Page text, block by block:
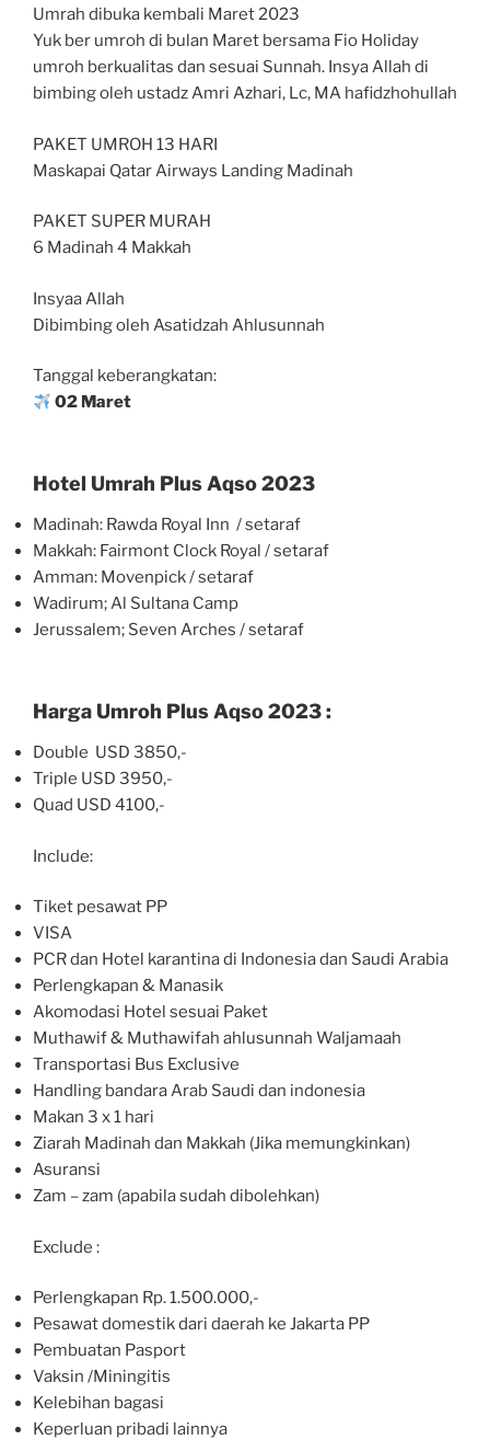
Umrah dibuka kembali Maret 2023
Yuk ber umroh di bulan Maret bersama Fio Holiday
umroh berkualitas dan sesuai Sunnah. Insya Allah di
bimbing oleh ustadz Amri Azhari, Lc, MA hafidzhohullah
PAKET UMROH 13 HARI
Maskapai Qatar Airways Landing Madinah
PAKET SUPER MURAH
6 Madinah 4 Makkah
Insyaa Allah
Dibimbing oleh Asatidzah Ahlusunnah
Tanggal keberangkatan:
02 Maret
Hotel Umrah Plus Aqso 2023
Madinah: Rawda Royal Inn / setaraf
Makkah: Fairmont Clock Royal / setaraf
Amman: Movenpick / setaraf
Wadirum; Al Sultana Camp
Jerussalem; Seven Arches / setaraf
Harga Umroh Plus Aqso 2023 :
Double USD 3850,-
Triple USD 3950,-
Quad USD 4100,-
Include:
Tiket pesawat PP
VISA
PCR dan Hotel karantina di Indonesia dan Saudi Arabia
Perlengkapan & Manasik
Akomodasi Hotel sesuai Paket
Muthawif & Muthawifah ahlusunnah Waljamaah
Transportasi Bus Exclusive
Handling bandara Arab Saudi dan indonesia
Makan 3 x 1 hari
Ziarah Madinah dan Makkah (Jika memungkinkan)
Asuransi
Zam – zam (apabila sudah dibolehkan)
Exclude :
Perlengkapan Rp. 1.500.000,-
Pesawat domestik dari daerah ke Jakarta PP
Pembuatan Pasport
Vaksin /Miningitis
Kelebihan bagasi
Keperluan pribadi lainnya